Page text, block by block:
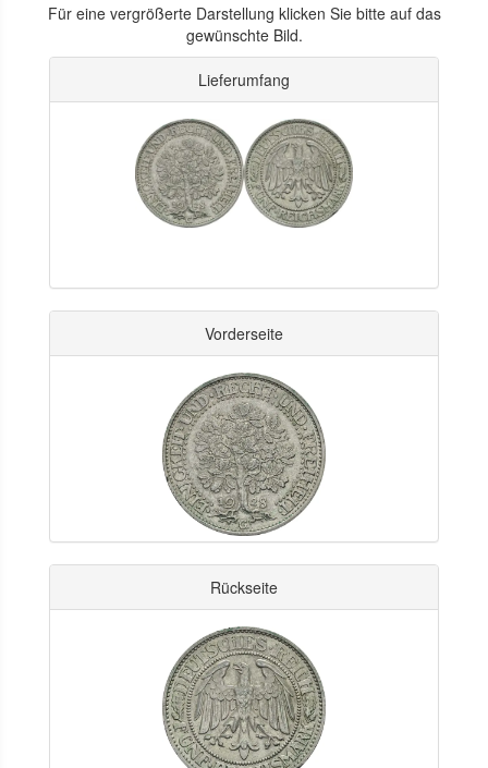
Für eine vergrößerte Darstellung klicken Sie bitte auf das
gewünschte Bild.
Lieferumfang
Vorderseite
Rückseite